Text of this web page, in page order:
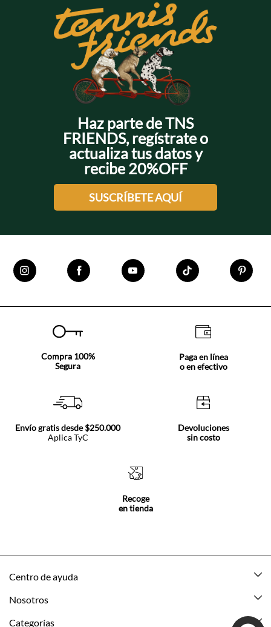
Haz parte de TNS
FRIENDS, regístrate o
actualiza tus datos y
recibe 20%OFF
SUSCRÍBETE AQUÍ
Compra 100%
Segura
Paga en línea
o en efectivo
Envío gratis desde $250.000
Aplica TyC
Devoluciones
sin costo
Recoge
en tienda
Centro de ayuda
Mis pedidos
Nosotros
Acerca de Tennis
Categorías